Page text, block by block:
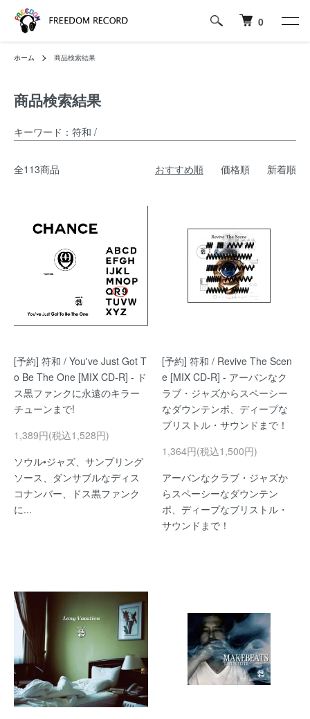
0
ホーム 商品検索結果
商品検索結果
キーワード：符和 /
全113商品 おすすめ順 価格順 新着順
[予約] 符和 / You've Just Got T
o Be The One [MIX CD-R] - ド
ス黒ファンクに永遠のキラー
チューンまで!
1,389円(税込1,528円)
ソウル•ジャズ、サンプリング
ソース、ダンサブルなディス
コナンバー、ドス黒ファンク
に...
[予約] 符和 / Revive The Scen
e [MIX CD-R] - アーバンなク
ラブ・ジャズからスペーシー
なダウンテンポ、ディープな
ブリストル・サウンドまで！
1,364円(税込1,500円)
アーバンなクラブ・ジャズか
らスペーシーなダウンテン
ポ、ディープなブリストル・
サウンドまで！